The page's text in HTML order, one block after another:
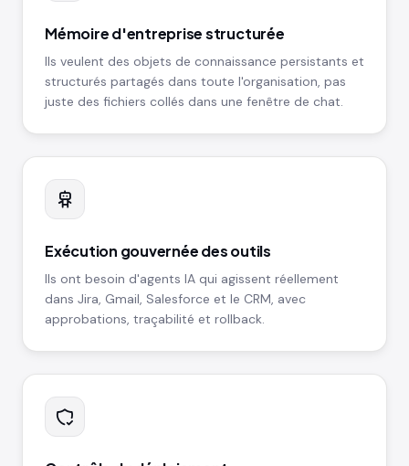
Mémoire d'entreprise structurée
Ils veulent des objets de connaissance persistants et
structurés partagés dans toute l'organisation, pas
juste des fichiers collés dans une fenêtre de chat.
Exécution gouvernée des outils
Ils ont besoin d'agents IA qui agissent réellement
dans Jira, Gmail, Salesforce et le CRM, avec
approbations, traçabilité et rollback.